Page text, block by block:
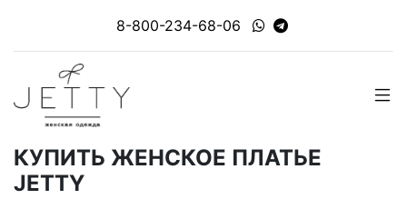
8-800-234-68-06
КУПИТЬ ЖЕНСКОЕ ПЛАТЬЕ
JETTY